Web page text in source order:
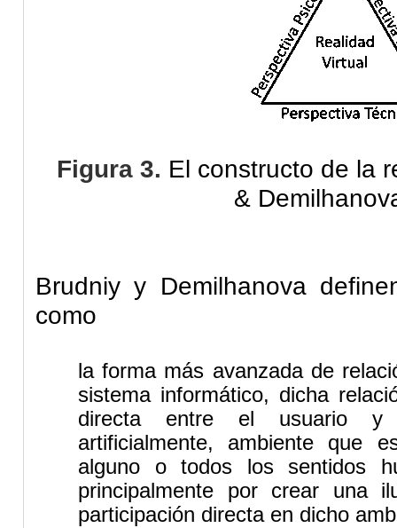
Figura 3. El constructo de la
&
Brudniy y Demilhanova
como
la forma más avanzada de
sistema informático, dicha
directa entre el usuario y
artificialmente, ambiente que
alguno o todos los sentidos
principalmente por crear una
participación directa en dicho